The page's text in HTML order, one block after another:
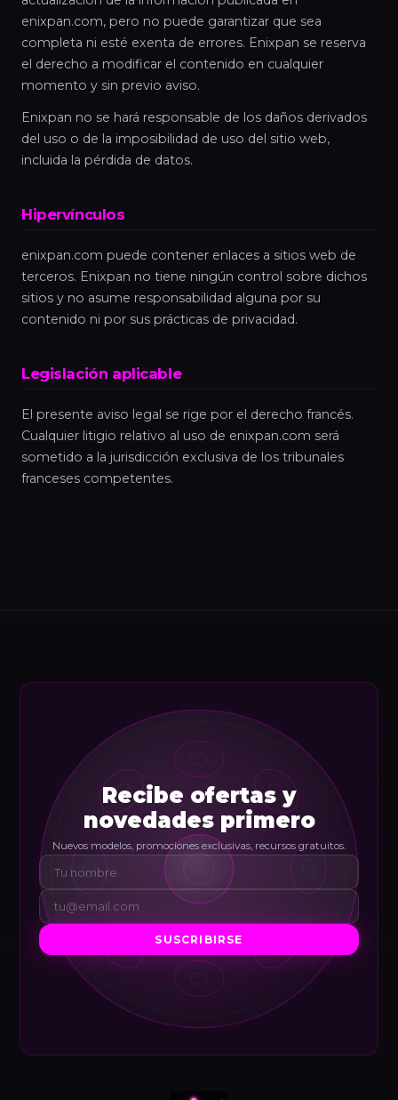
enixpan.com, pero no puede garantizar que sea
completa ni esté exenta de errores. Enixpan se reserva
el derecho a modificar el contenido en cualquier
momento y sin previo aviso.
Enixpan no se hará responsable de los daños derivados
del uso o de la imposibilidad de uso del sitio web,
incluida la pérdida de datos.
Hipervínculos
enixpan.com puede contener enlaces a sitios web de
terceros. Enixpan no tiene ningún control sobre dichos
sitios y no asume responsabilidad alguna por su
contenido ni por sus prácticas de privacidad.
Legislación aplicable
El presente aviso legal se rige por el derecho francés.
Cualquier litigio relativo al uso de enixpan.com será
sometido a la jurisdicción exclusiva de los tribunales
franceses competentes.
Recibe ofertas y
novedades primero
Nuevos modelos, promociones exclusivas, recursos gratuitos.
SUSCRIBIRSE